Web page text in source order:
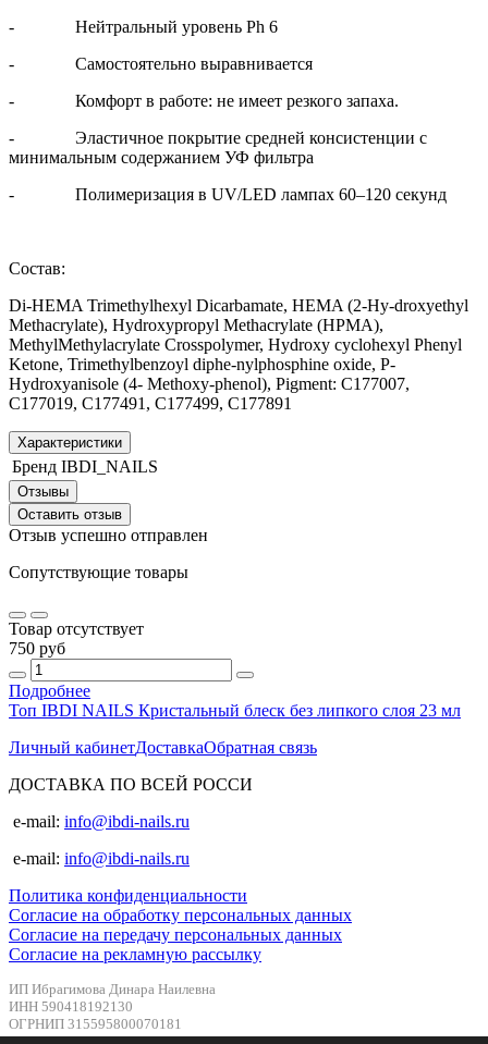
- Нейтральный уровень Ph 6
- Самостоятельно выравнивается
- Комфорт в работе: не имеет резкого запаха.
- Эластичное покрытие средней консистенции с
минимальным содержанием УФ фильтра
- Полимеризация в UV/LED лампах 60–120 секунд
Состав:
Di-HEMA Trimethylhexyl Dicarbamate, HEMA (2-Hy-droxyethyl
Methacrylate), Hydroxypropyl Methacrylate (HPMA),
MethylMethylacrylate Crosspolymer, Hydroxy сyсlohexyl Phenyl
Ketone, Trimethylbenzoyl diphe-nylphosphine oxide, P-
Hydroxyanisole (4- Methoxy-phenol), Pigment: C177007,
C177019, C177491, C177499, C177891
Характеристики
Бренд IBDI_NAILS
Отзывы
Оставить отзыв
Отзыв успешно отправлен
Сопутствующие товары
Товар отсутствует
750 руб
Подробнее
Топ IBDI NAILS Кристальный блеск без липкого слоя 23 мл
Личный кабинетДоставкаОбратная связь
ДОСТАВКА ПО ВСЕЙ РОССИ
e-mail: info@ibdi-nails.ru
e-mail: info@ibdi-nails.ru
Политика конфиденциальности
Согласие на обработку персональных данных
Согласие на передачу персональных данных
Согласие на рекламную рассылку
ИП Ибрагимова Динара Наилевна
ИНН 590418192130
ОГРНИП 315595800070181